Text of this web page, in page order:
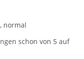
normal
schon von 5 auf